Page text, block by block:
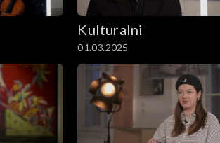
Kulturalni
01.03.2025